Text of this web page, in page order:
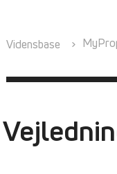
Vidensbase